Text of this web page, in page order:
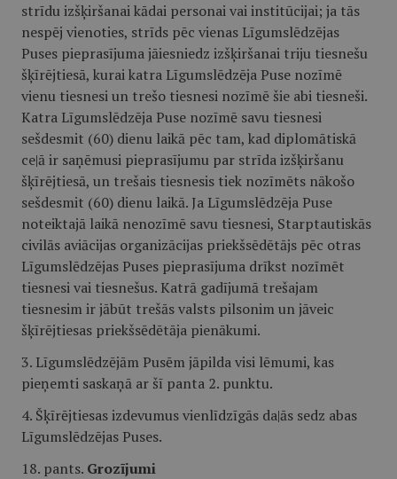
strīdu izšķiršanai kādai personai vai institūcijai; ja tās
nespēj vienoties, strīds pēc vienas Līgumslēdzējas
Puses pieprasījuma jāiesniedz izšķiršanai triju tiesnešu
šķīrējtiesā, kurai katra Līgumslēdzēja Puse nozīmē
vienu tiesnesi un trešo tiesnesi nozīmē šie abi tiesneši.
Katra Līgumslēdzēja Puse nozīmē savu tiesnesi
sešdesmit (60) dienu laikā pēc tam, kad diplomātiskā
ce|ā ir saņēmusi pieprasījumu par strīda izšķiršanu
šķīrējtiesā, un trešais tiesnesis tiek nozīmēts nākošo
sešdesmit (60) dienu laikā. Ja Līgumslēdzēja Puse
noteiktajā laikā nenozīmē savu tiesnesi, Starptautiskās
civilās aviācijas organizācijas priekšsēdētājs pēc otras
Līgumslēdzējas Puses pieprasījuma drīkst nozīmēt
tiesnesi vai tiesnešus. Katrā gadījumā trešajam
tiesnesim ir jābūt trešās valsts pilsonim un jāveic
šķīrējtiesas priekšsēdētāja pienākumi.
3. Līgumslēdzējām Pusēm jāpilda visi lēmumi, kas
pieņemti saskaņā ar šī panta 2. punktu.
4. Šķīrējtiesas izdevumus vienlīdzīgās da|ās sedz abas
Līgumslēdzējas Puses.
18. pants. Grozījumi